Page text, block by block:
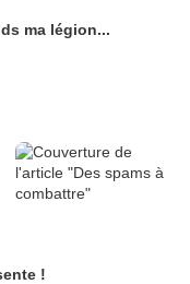
ma légion...
présente !